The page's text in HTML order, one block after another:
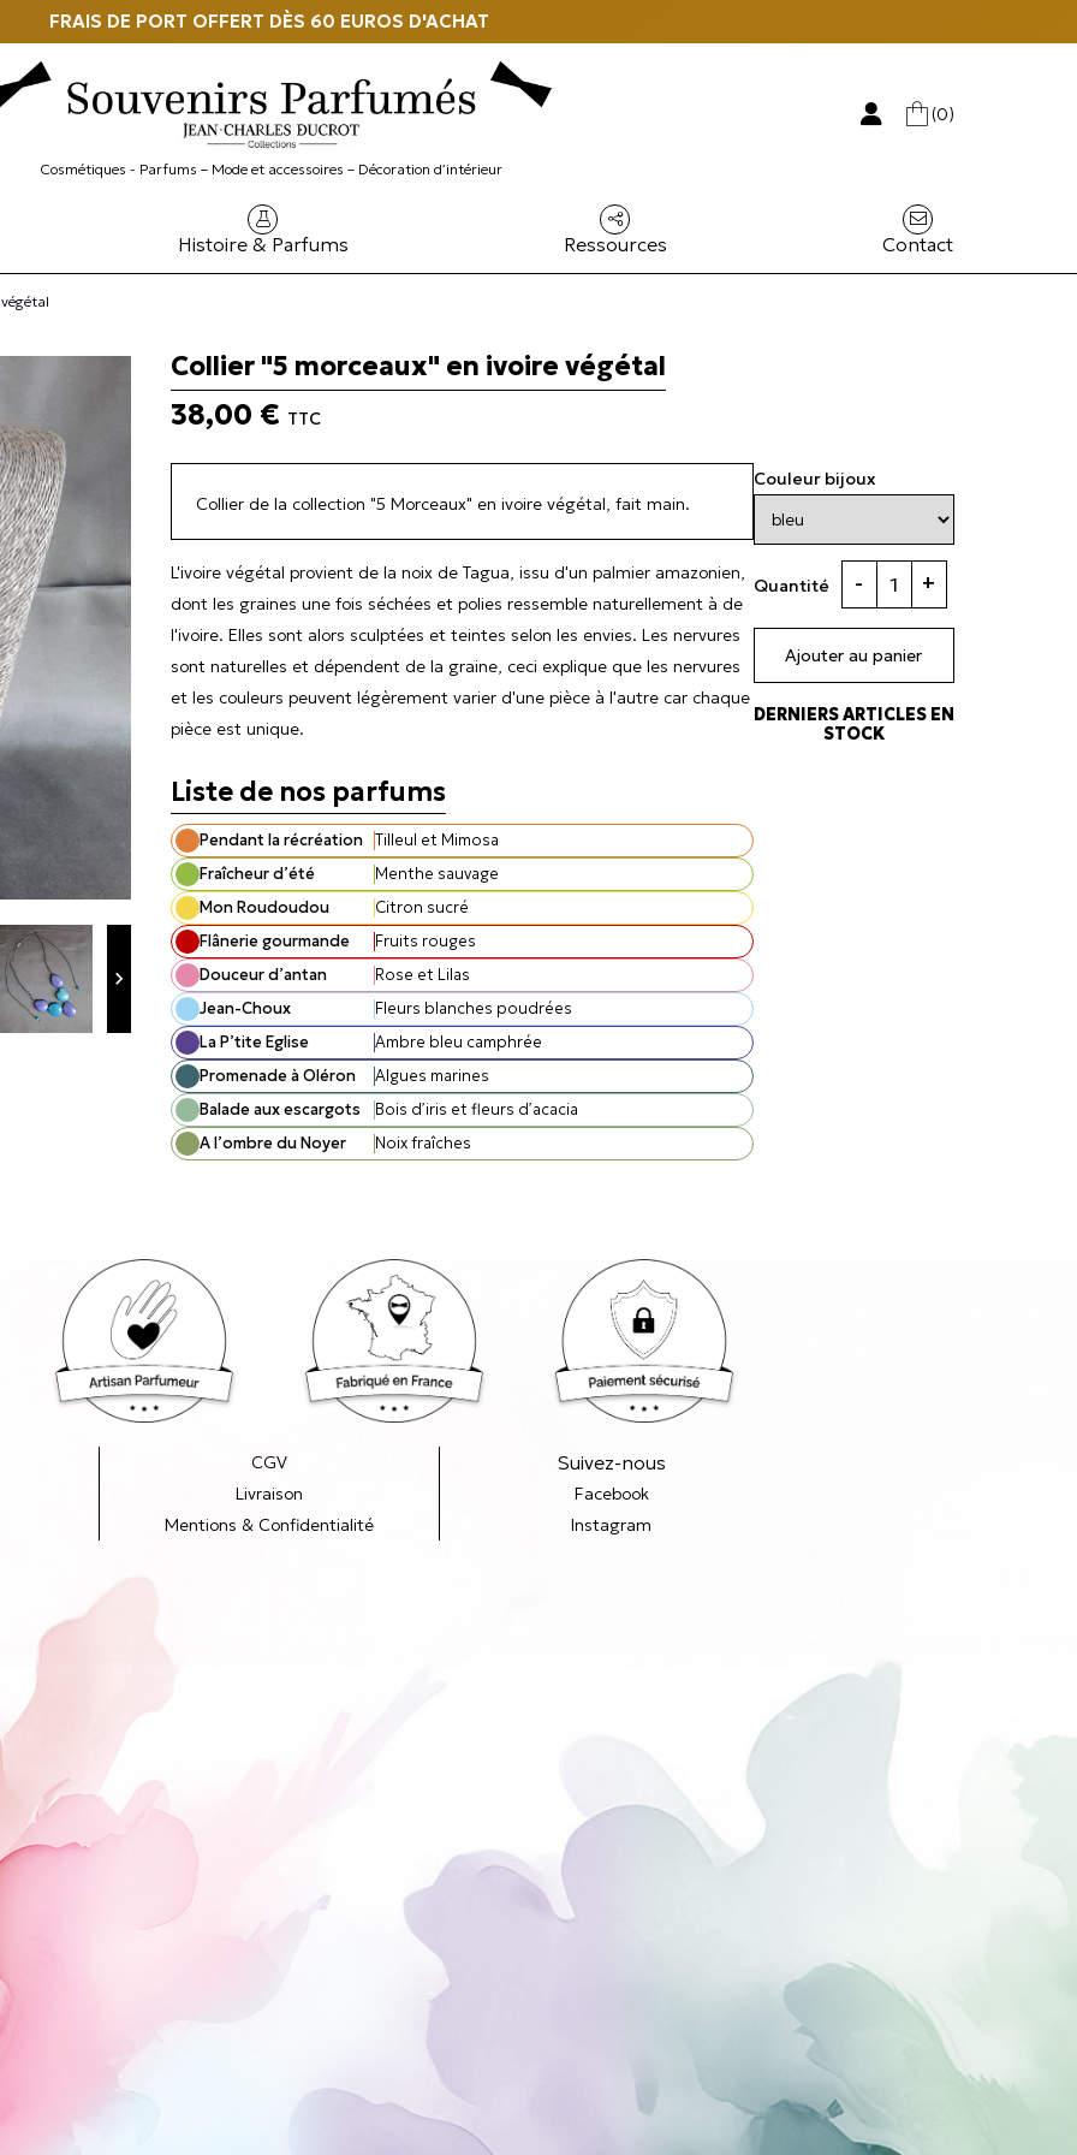
FRAIS DE PORT OFFERT DÈS 60 EUROS D'ACHAT
Cosmétiques - Parfums – Mode et accessoires – Décoration d’intérieur
(0)
Histoire & Parfums Ressources Contact

Collier "5 morceaux" en ivoire végétal
38,00 € TTC
Collier de la collection "5 Morceaux" en ivoire végétal, fait main.
L'ivoire végétal provient de la noix de Tagua, issu d'un palmier amazonien,
dont les graines une fois séchées et polies ressemble naturellement à de
l'ivoire. Elles sont alors sculptées et teintes selon les envies. Les nervures
sont naturelles et dépendent de la graine, ceci explique que les nervures
et les couleurs peuvent légèrement varier d'une pièce à l'autre car chaque
pièce est unique.
Liste de nos parfums
Pendant la récréation
Tilleul et Mimosa
Fraîcheur d’été
Menthe sauvage
Mon Roudoudou
Citron sucré
Flânerie gourmande
Fruits rouges
Douceur d’antan
Rose et Lilas
Jean-Choux
Fleurs blanches poudrées
La P’tite Eglise
Ambre bleu camphrée
Promenade à Oléron
Algues marines
Balade aux escargots
Bois d’iris et fleurs d’acacia
A l’ombre du Noyer
Noix fraîches
Couleur bijoux
Quantité - +
Ajouter au panier
DERNIERS ARTICLES EN
STOCK
CGV
Livraison
Mentions & Confidentialité
Suivez-nous
Facebook
Instagram